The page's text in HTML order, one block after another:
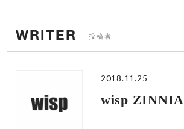
WRITER 投稿者
2018.11.25
wisp ZINNIA